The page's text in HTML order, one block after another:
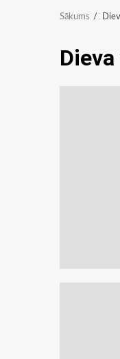
Sākums